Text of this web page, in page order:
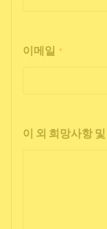
이메일 *
이 외 희망사항